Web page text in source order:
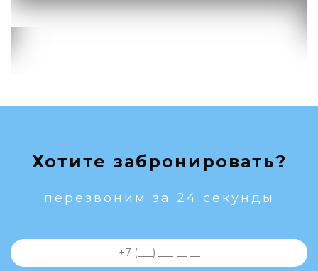
Хотите забронировать?
перезвоним за 24 секунды